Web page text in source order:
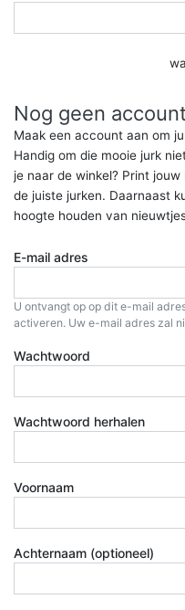
Nog geen
Maak een account aan om
Handig om die mooie jurk
je naar de winkel? Print
de juiste jurken. Daarnaast
hoogte houden van
E-mail adres
U ontvangt op op dit e-mail
activeren. Uw e-mail adres zal
Wachtwoord
Wachtwoord herhalen
Voornaam
Achternaam (optioneel)